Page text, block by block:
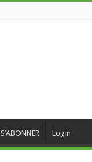
S’ABONNER Login